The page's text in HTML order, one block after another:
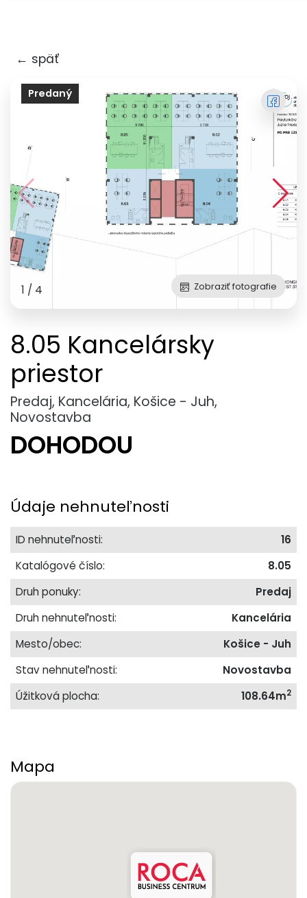
← späť
Zobraziť fotografie
1 / 4
Predaný
8.05 Kancelársky
priestor
Predaj, Kancelária, Košice - Juh,
Novostavba
DOHODOU
Údaje nehnuteľnosti
ID nehnuteľnosti:
16
Katalógové číslo:
8.05
Druh ponuky:
Predaj
Druh nehnuteľnosti:
Kancelária
Mesto/obec:
Košice - Juh
Stav nehnuteľnosti:
Novostavba
Úžitková plocha:
108.64m2
Mapa